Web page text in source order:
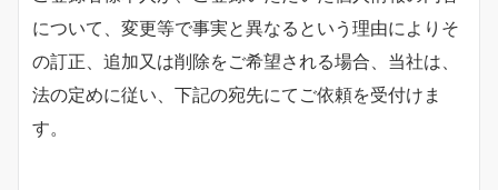
について、変更等で事実と異なるという理由によりそ
の訂正、追加又は削除をご希望される場合、当社は、
法の定めに従い、下記の宛先にてご依頼を受付けま
す。